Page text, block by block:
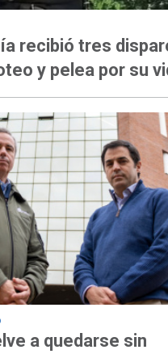
recibió tres
y pelea por su
a quedarse sin